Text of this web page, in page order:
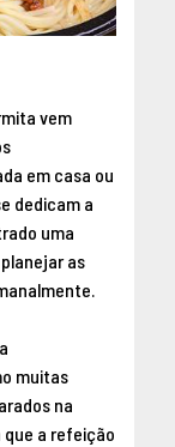
vem
em casa ou
dedicam a
uma
as
muitas
na
que a refeição